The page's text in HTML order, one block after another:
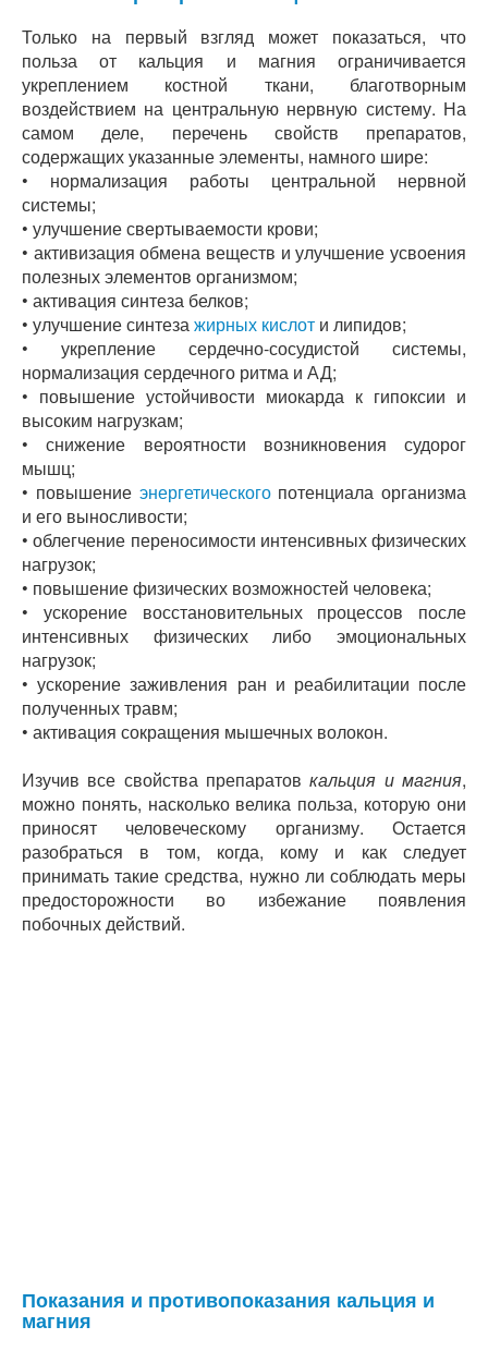
Только на первый взгляд может показаться, что
польза от кальция и магния ограничивается
укреплением костной ткани, благотворным
воздействием на центральную нервную систему. На
самом деле, перечень свойств препаратов,
содержащих указанные элементы, намного шире:
• нормализация работы центральной нервной
системы;
• улучшение свертываемости крови;
• активизация обмена веществ и улучшение усвоения
полезных элементов организмом;
• активация синтеза белков;
• улучшение синтезажирных кислот и липидов;
• укрепление сердечно-сосудистой системы,
нормализация сердечного ритма и АД;
• повышение устойчивости миокарда к гипоксии и
высоким нагрузкам;
• снижение вероятности возникновения судорог
мышц;
• повышение энергетическогопотенциала организма
и его выносливости;
• облегчение переносимости интенсивных физических
нагрузок;
• повышение физических возможностей человека;
• ускорение восстановительных процессов после
интенсивных физических либо эмоциональных
нагрузок;
• ускорение заживления ран и реабилитации после
полученных травм;
• активация сокращения мышечных волокон.
Изучив все свойства препаратовкальция и магния,
можно понять, насколько велика польза, которую они
приносят человеческому организму. Остается
разобраться в том, когда, кому и как следует
принимать такие средства, нужно ли соблюдать меры
предосторожности во избежание появления
побочных действий.
Показания и противопоказания кальция и
магния